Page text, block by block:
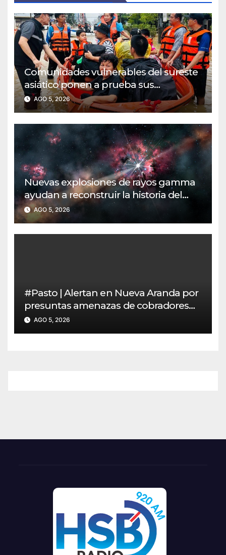
Comunidades vulnerables del sureste
asiático ponen a prueba sus
protocolos de evacuación por
inundaciones
AGO 5, 2026
Nuevas explosiones de rayos gamma
ayudan a reconstruir la historia del
universo temprano
AGO 5, 2026
#Pasto | Alertan en Nueva Aranda por
presuntas amenazas de cobradores
“gota a gota”
AGO 5, 2026